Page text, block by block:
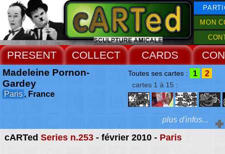
MON
PRESENT COLLECT CARDS
cARTed Series n.253- février 2010 - Paris
Madeleine Pornon-
Gardey
Paris , France
Toutes ses cartes : 1 2
cartes 1 à 15 :
Extras :
plus d'infos...